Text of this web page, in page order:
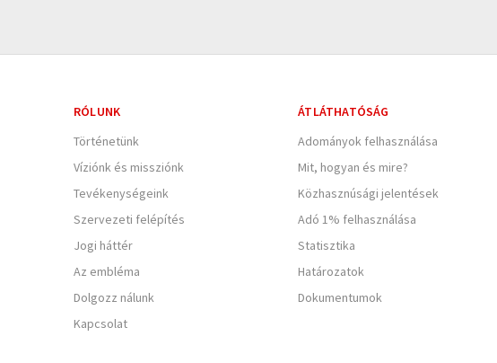
RÓLUNK
Történetünk
Víziónk és missziónk
Tevékenységeink
Szervezeti felépítés
Jogi háttér
Az embléma
Dolgozz nálunk
Kapcsolat
ÁTLÁTHATÓSÁG
Adományok felhasználása
Mit, hogyan és mire?
Közhasznúsági jelentések
Adó 1% felhasználása
Statisztika
Határozatok
Dokumentumok